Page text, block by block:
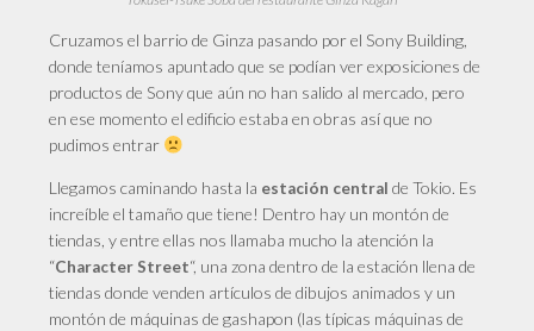
Cruzamos el barrio de Ginza pasando por el Sony Building,
donde teníamos apuntado que se podían ver exposiciones de
productos de Sony que aún no han salido al mercado, pero
en ese momento el edificio estaba en obras así que no
pudimos entrar
Llegamos caminando hasta la estación central de Tokio. Es
increíble el tamaño que tiene! Dentro hay un montón de
tiendas, y entre ellas nos llamaba mucho la atención la
“Character Street“, una zona dentro de la estación llena de
tiendas donde venden artículos de dibujos animados y un
montón de máquinas de gashapon (las típicas máquinas de